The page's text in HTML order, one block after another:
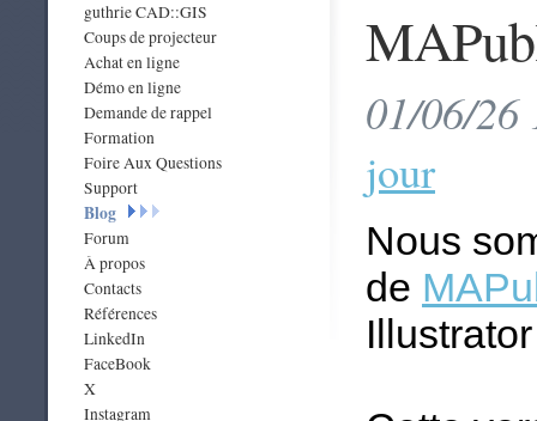
guthrie CAD::GIS
Coups de projecteur
Achat en ligne
Démo en ligne
Demande de rappel
Formation
Foire Aux Questions
Support
Blog
Forum
À propos
Contacts
Références
LinkedIn
FaceBook
X
Instagram
01/06/
jour
Nous
de